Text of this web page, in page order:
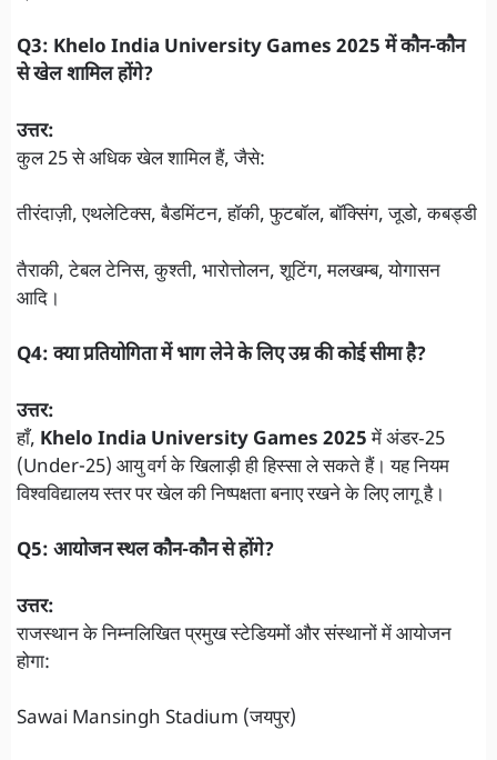
Q3: Khelo India University Games 2025 में कौन-कौन
से खेल शामिल होंगे?
उत्तर:
कुल 25 से अधिक खेल शामिल हैं, जैसे:
तीरंदाज़ी, एथलेटिक्स, बैडमिंटन, हॉकी, फुटबॉल, बॉक्सिंग, जूडो, कबड्डी
तैराकी, टेबल टेनिस, कुश्ती, भारोत्तोलन, शूटिंग, मलखम्ब, योगासन
आदि।
Q4: क्या प्रतियोगिता में भाग लेने के लिए उम्र की कोई सीमा है?
उत्तर:
हाँ, Khelo India University Games 2025में अंडर‑25
(Under-25) आयु वर्ग के खिलाड़ी ही हिस्सा ले सकते हैं। यह नियम
विश्वविद्यालय स्तर पर खेल की निष्पक्षता बनाए रखने के लिए लागू है।
Q5: आयोजन स्थल कौन-कौन से होंगे?
उत्तर:
राजस्थान के निम्नलिखित प्रमुख स्टेडियमों और संस्थानों में आयोजन
होगा:
Sawai Mansingh Stadium (जयपुर)